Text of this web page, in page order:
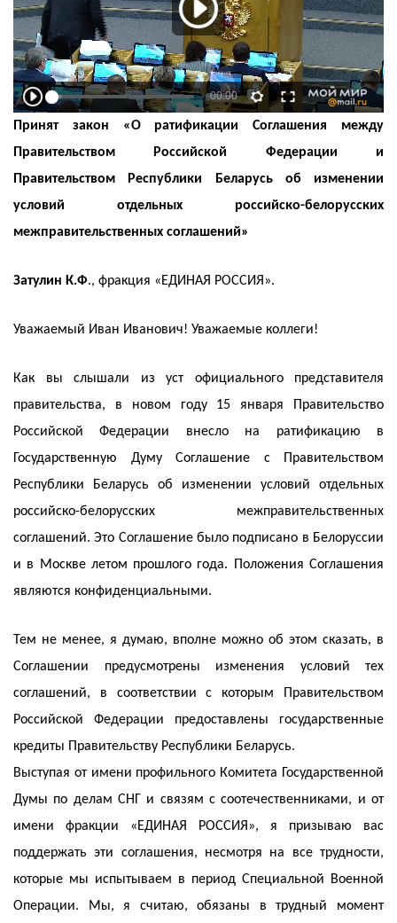
Принят закон «О ратификации Соглашения между
Правительством Российской Федерации и
Правительством Республики Беларусь об изменении
условий отдельных российско-белорусских
межправительственных соглашений»
Затулин К.Ф., фракция «ЕДИНАЯ РОССИЯ».
Уважаемый Иван Иванович! Уважаемые коллеги!
Как вы слышали из уст официального представителя
правительства, в новом году 15 января Правительство
Российской Федерации внесло на ратификацию в
Государственную Думу Соглашение с Правительством
Республики Беларусь об изменении условий отдельных
российско-белорусских межправительственных
соглашений. Это Соглашение было подписано в Белоруссии
и в Москве летом прошлого года. Положения Соглашения
являются конфиденциальными.
Тем не менее, я думаю, вполне можно об этом сказать, в
Соглашении предусмотрены изменения условий тех
соглашений, в соответствии с которым Правительством
Российской Федерации предоставлены государственные
кредиты Правительству Республики Беларусь.
Выступая от имени профильного Комитета Государственной
Думы по делам СНГ и связям с соотечественниками, и от
имени фракции «ЕДИНАЯ РОССИЯ», я призываю вас
поддержать эти соглашения, несмотря на все трудности,
которые мы испытываем в период Специальной Военной
Операции. Мы, я считаю, обязаны в трудный момент